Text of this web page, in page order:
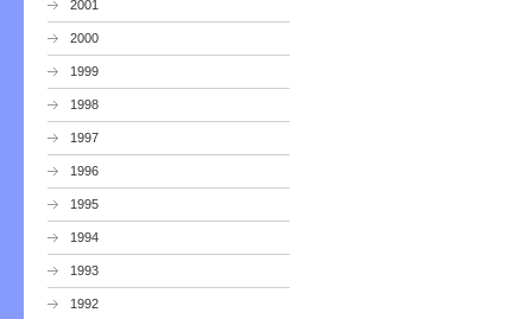
2001
2000
1999
1998
1997
1996
1995
1994
1993
1992